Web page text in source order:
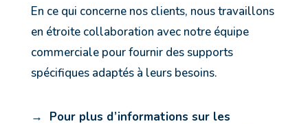
En ce qui concerne nos clients, nous travaillons
en étroite collaboration avec notre équipe
commerciale pour fournir des supports
spécifiques adaptés à leurs besoins.
→ Pour plus d’informations sur les